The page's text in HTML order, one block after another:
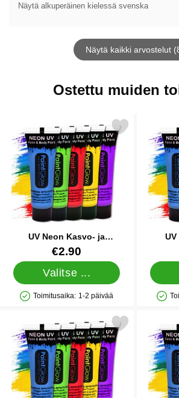
Näytä alkuperäinen kielessä svenska
Näytä kaikki arvostelut
Ostettu muiden
UV Neon Kasvo- ja
Vartalomaali Sininen 10 ml
Tuote.nro 8209€2.90
Valitse ...
Saatavuus: Varastossa
Toimitusaika: 1-2 päivää
uV Neon Kasvo- ja Vartalomaali
Merkitse uV
uV Neon Kasvo- ja Vartalomaali
Merkitse uV